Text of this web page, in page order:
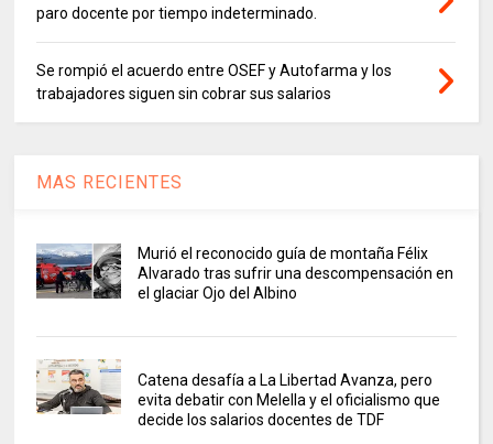
paro docente por tiempo indeterminado.
Se rompió el acuerdo entre OSEF y Autofarma y los
trabajadores siguen sin cobrar sus salarios
MAS RECIENTES
Murió el reconocido guía de montaña Félix
Alvarado tras sufrir una descompensación en
el glaciar Ojo del Albino
Catena desafía a La Libertad Avanza, pero
evita debatir con Melella y el oficialismo que
decide los salarios docentes de TDF